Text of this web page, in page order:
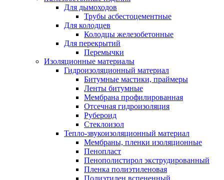
Для дымоходов
Трубы асбестоцементные
Для колодцев
Колодцы железобетонные
Для перекрытий
Перемычки
Изоляционные материалы
Гидроизоляционный материал
Битумные мастики, праймеры
Ленты битумные
Мембрана профилированная
Отсечная гидроизоляция
Рубероид
Стеклоизол
Тепло-звукоизоляционный материал
Мембраны, пленки изоляционные
Пенопласт
Пенополистирол экструдированный
Пленка полиэтиленовая
Полиэтилен вспененный